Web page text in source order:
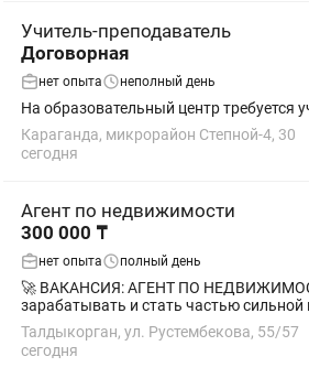
Учитель-преподаватель
Договорная
нет опыта неполный день
На образовательный центр требуется
Караганда, микрорайон Степной-4, 30
сегодня
Агент по недвижимости
300 000 ₸
нет опыта полный день
🚀 ВАКАНСИЯ: АГЕНТ ПО НЕДВИЖИМОСТИ В «ПРАЙМ» Не ищешь просто работу? Ищешь место,
зарабатывать и стать частью
Талдыкорган, ул. Рустембекова, 55/57
сегодня